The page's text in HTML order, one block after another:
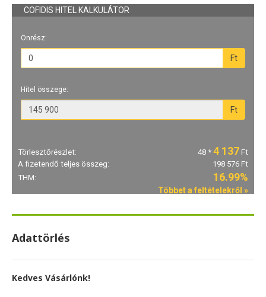
Adattörlés
Kedves Vásárlónk!